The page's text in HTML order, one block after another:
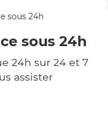
sous 24h
24h sur 24 et 7
assister